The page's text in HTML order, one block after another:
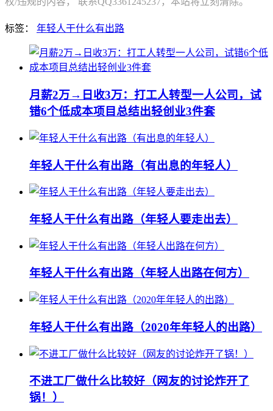
标签： 年轻人干什么有出路
月薪2万→日收3万：打工人转型一人公司，试
错6个低成本项目总结出轻创业3件套
年轻人干什么有出路（有出息的年轻人）
年轻人干什么有出路（年轻人要走出去）
年轻人干什么有出路（年轻人出路在何方）
年轻人干什么有出路（2020年年轻人的出路）
不进工厂做什么比较好（网友的讨论炸开了
锅！）